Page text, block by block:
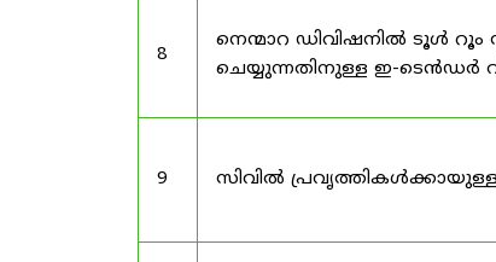
8
നെന്മാറ ഡിവിഷനിൽ ടൂൾ റൂം
ചെയ്യുന്നതിനുള്ള ഇ-ടെൻഡർ
9 സിവിൽ